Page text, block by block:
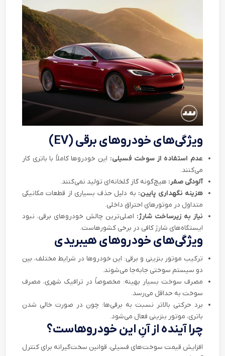
ویژگی‌های خودروهای برقی (EV)
عدم استفاده از سوخت فسیلی: این خودروها کاملاً با باتری کار
می‌کنند.
آلودگی صفر: هیچ‌گونه گاز گلخانه‌ای تولید نمی‌کنند.
هزینه نگهداری پایین: به دلیل حذف بسیاری از قطعات مکانیکی
متداول در موتورهای احتراق داخلی.
نیاز به زیرساخت شارژ: اصلی‌ترین چالش خودروهای برقی، نبود
ایستگاه‌های شارژ کافی در برخی کشورهاست.
ویژگی‌های خودروهای هیبریدی
ترکیب موتور بنزینی و برقی: این خودروها در شرایط مختلف، بین
دو سیستم سوختی جابه‌جا می‌شوند.
مصرف سوخت بسیار بهینه: مخصوصاً در ترافیک شهری، مصرف
سوخت به حداقل می‌رسد.
برد حرکتی بالاتر نسبت به برقی‌ها: چون در صورت خالی شدن
باتری، موتور بنزینی فعال می‌شود.
چرا آینده از آنِ این خودروهاست؟
افزایش قیمت سوخت‌های فسیلی، قوانین سخت‌گیرانه برای کنترل